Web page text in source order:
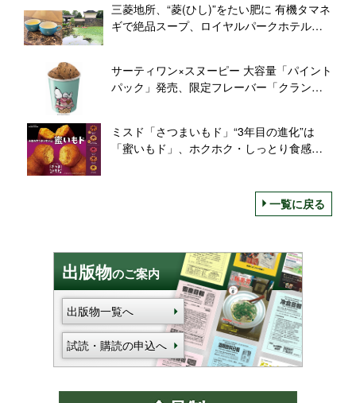
三菱地所、“菱(ひし)”をたい肥に 有機タマネ
ギで絶品スープ、ロイヤルパークホテルズ
サーティワン×スヌーピー 大容量「パイント
パック」発売、限定フレーバー「クランチ
ミスド「さつまいもド」“3年目の進化”は
「蜜いもド」、ホクホク・しっとり食感ア
一覧に戻る
出版物のご案内
出版物一覧へ
試読・購読の申込へ